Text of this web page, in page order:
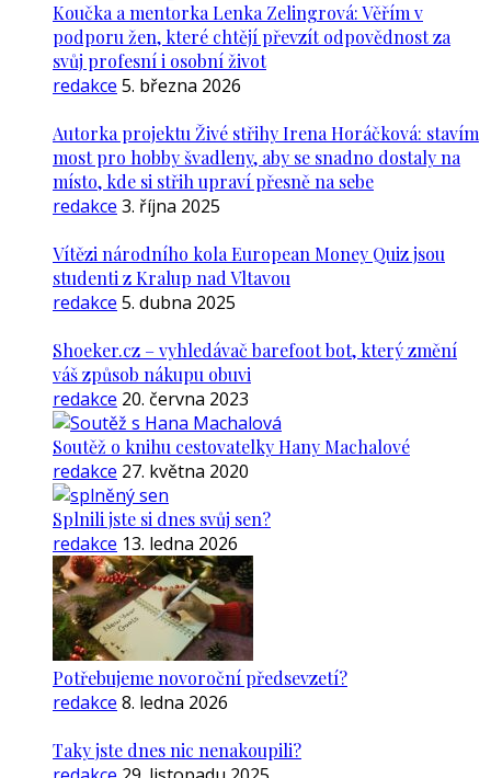
Koučka a mentorka Lenka Zelingrová: Věřím v
podporu žen, které chtějí převzít odpovědnost za
svůj profesní i osobní život
redakce 5. března 2026
Autorka projektu Živé střihy Irena Horáčková: stavím
most pro hobby švadleny, aby se snadno dostaly na
místo, kde si střih upraví přesně na sebe
redakce 3. října 2025
Vítězi národního kola European Money Quiz jsou
studenti z Kralup nad Vltavou
redakce 5. dubna 2025
Shoeker.cz – vyhledávač barefoot bot, který změní
váš způsob nákupu obuvi
redakce 20. června 2023
Soutěž o knihu cestovatelky Hany Machalové
redakce 27. května 2020
Splnili jste si dnes svůj sen?
redakce 13. ledna 2026
Potřebujeme novoroční předsevzetí?
redakce 8. ledna 2026
Taky jste dnes nic nenakoupili?